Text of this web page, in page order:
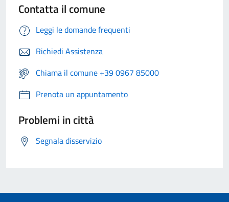
Contatta il comune
Leggi le domande frequenti
Richiedi Assistenza
Chiama il comune +39 0967 85000
Prenota un appuntamento
Problemi in città
Segnala disservizio